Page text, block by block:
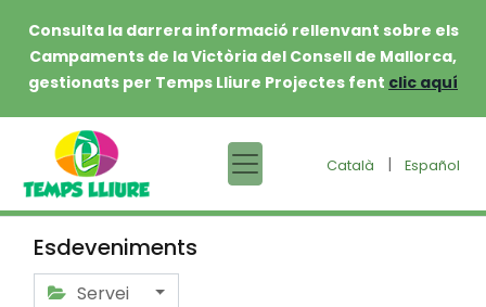
Consulta la darrera informació rellenvant sobre els
Campaments de la Victòria del Consell de Mallorca,
gestionats per Temps Lliure Projectes fent clic aquí
Català | Español
Esdeveniments
Servei